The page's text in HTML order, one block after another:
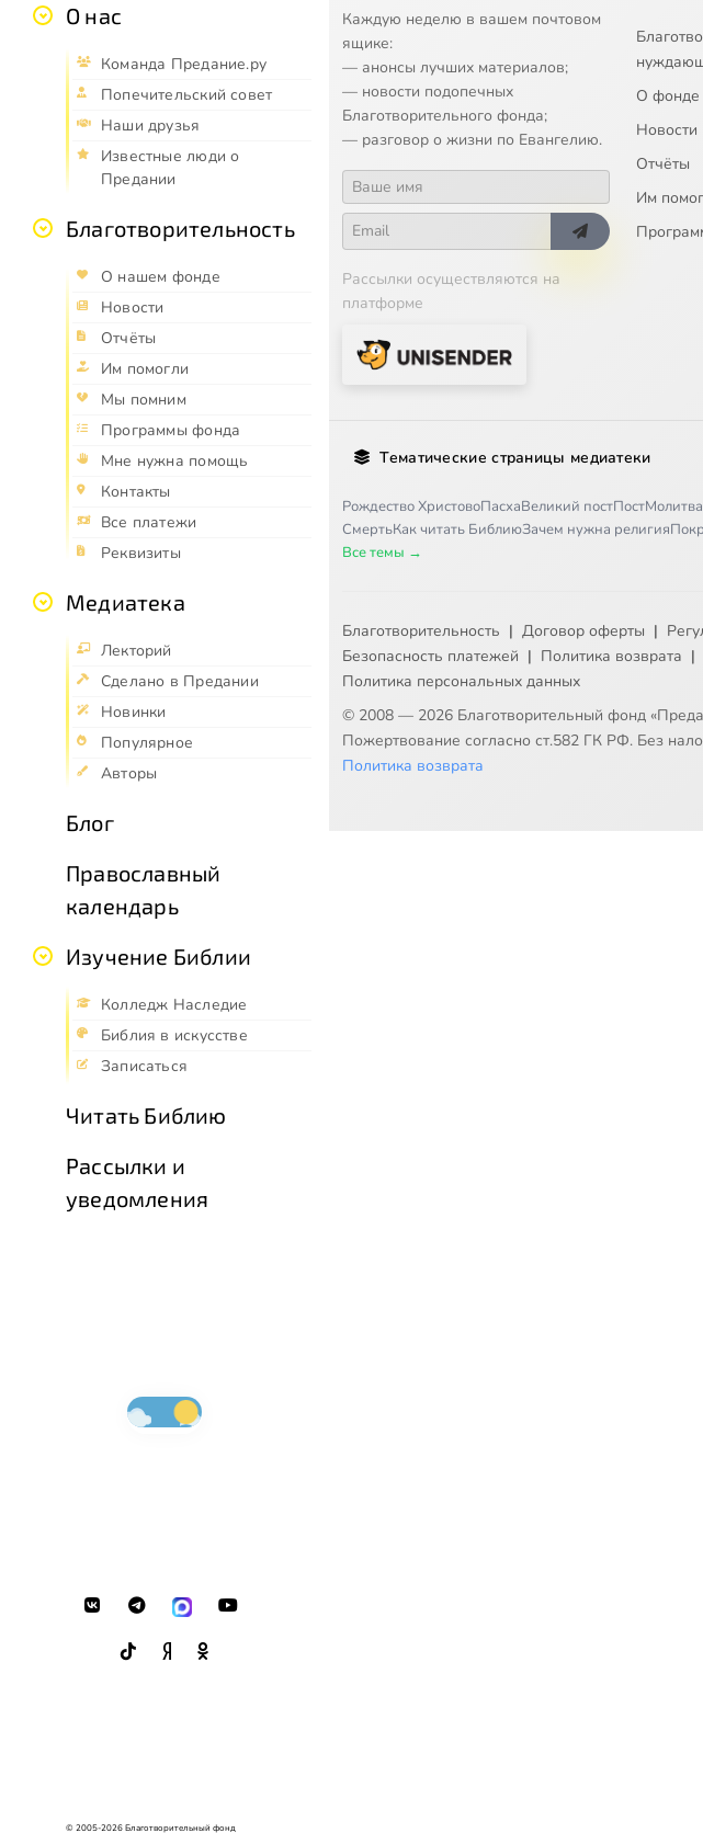
О нас
Команда Предание.ру
Попечительский совет
Наши друзья
Известные люди о
Предании
Благотворительность
О нашем фонде
Новости
Отчёты
Им помогли
Мы помним
Программы фонда
Мне нужна помощь
Контакты
Все платежи
Реквизиты
Медиатека
Лекторий
Сделано в Предании
Новинки
Популярное
Авторы
Блог
Православный
календарь
Изучение Библии
Колледж Наследие
Библия в искусстве
Записаться
Читать Библию
Рассылки и
уведомления
© 2005-2026 Благотворительный фонд
Каждую неделю в вашем почтовом
ящике:
— анонсы лучших материалов;
— новости подопечных
Благотворительного фонда;
— разговор о жизни по Евангелию.
Рассылки осуществляются на
платформе
О фонде
Новости
Отчёты
Им
Тематические страницы медиатеки
Рождество ХристовоПасхаВеликий постПостМолитва
СмертьКак читать БиблиюЗачем нужна религия
Все темы →
Благотворительность | Договор оферты |
Безопасность платежей | Политика возврата |
Политика персональных данных
© 2008 — 2026 Благотворительный фонд
Пожертвование согласно ст.582 ГК РФ. Без
Политика возврата